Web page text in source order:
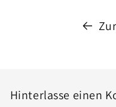
Hinterlasse einen